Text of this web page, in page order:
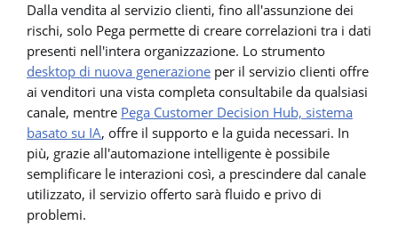
Dalla vendita al servizio clienti, fino all'assunzione dei
rischi, solo Pega permette di creare correlazioni tra i dati
presenti nell'intera organizzazione. Lo strumento
desktop di nuova generazione per il servizio clienti offre
ai venditori una vista completa consultabile da qualsiasi
canale, mentre Pega Customer Decision Hub, sistema
basato su IA, offre il supporto e la guida necessari. In
più, grazie all'automazione intelligente è possibile
semplificare le interazioni così, a prescindere dal canale
utilizzato, il servizio offerto sarà fluido e privo di
problemi.